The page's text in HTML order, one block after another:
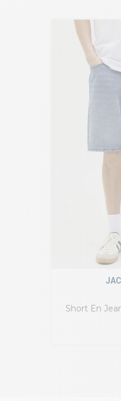
Short En